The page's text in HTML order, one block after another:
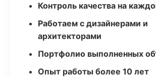
Контроль качества на
Работаем с дизайнерами и
архитекторами
Портфолио выполненных
Опыт работы более 10 лет